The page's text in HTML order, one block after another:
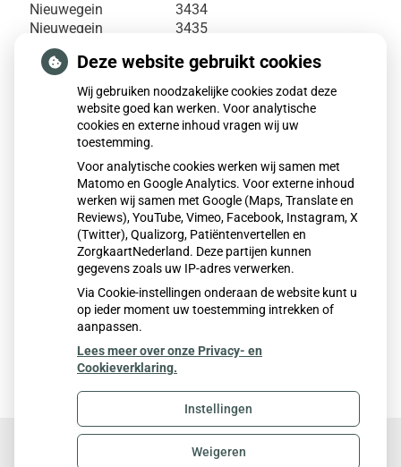
Nieuwegein
3434
Nieuwegein
3435
Nieuwegein
Nieuwegein
3437
Nieuwegein
3438
Nieuwegein
3439
Ossenwaard / Vianen 3989
Schalkwijk / Houten
Tull en ’t Waal /
3999
3546
4131
4132
4133
Zijderveld / Vianen
4122
Deze website gebruikt cookies
Wij gebruiken noodzakelijke cookies zodat deze
website goed kan werken. Voor analytische
cookies en externe inhoud vragen wij uw
toestemming.
Voor analytische cookies werken wij samen met
Matomo en Google Analytics. Voor externe inhoud
werken wij samen met Google (Maps, Translate en
Reviews), YouTube, Vimeo, Facebook, Instagram, X
(Twitter), Qualizorg, Patiëntenvertellen en
ZorgkaartNederland. Deze partijen kunnen
gegevens zoals uw IP-adres verwerken.
Via Cookie-instellingen onderaan de website kunt u
op ieder moment uw toestemming intrekken of
aanpassen.
Lees meer over onze Privacy- en
Cookieverklaring.
Instellingen
Weigeren